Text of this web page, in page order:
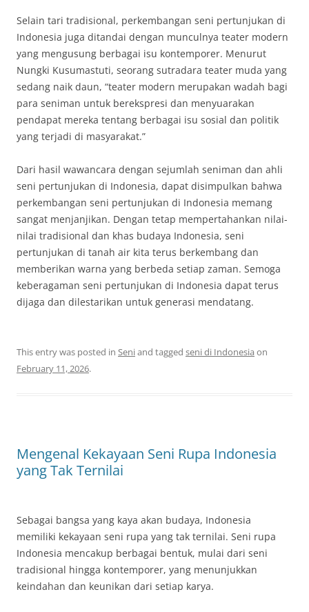
Selain tari tradisional, perkembangan seni pertunjukan di
Indonesia juga ditandai dengan munculnya teater modern
yang mengusung berbagai isu kontemporer. Menurut
Nungki Kusumastuti, seorang sutradara teater muda yang
sedang naik daun, “teater modern merupakan wadah bagi
para seniman untuk berekspresi dan menyuarakan
pendapat mereka tentang berbagai isu sosial dan politik
yang terjadi di masyarakat.”
Dari hasil wawancara dengan sejumlah seniman dan ahli
seni pertunjukan di Indonesia, dapat disimpulkan bahwa
perkembangan seni pertunjukan di Indonesia memang
sangat menjanjikan. Dengan tetap mempertahankan nilai-
nilai tradisional dan khas budaya Indonesia, seni
pertunjukan di tanah air kita terus berkembang dan
memberikan warna yang berbeda setiap zaman. Semoga
keberagaman seni pertunjukan di Indonesia dapat terus
dijaga dan dilestarikan untuk generasi mendatang.
This entry was posted in Seniand tagged seni di Indonesia on
February 11, 2026.
Mengenal Kekayaan Seni Rupa Indonesia
yang Tak Ternilai
Sebagai bangsa yang kaya akan budaya, Indonesia
memiliki kekayaan seni rupa yang tak ternilai. Seni rupa
Indonesia mencakup berbagai bentuk, mulai dari seni
tradisional hingga kontemporer, yang menunjukkan
keindahan dan keunikan dari setiap karya.